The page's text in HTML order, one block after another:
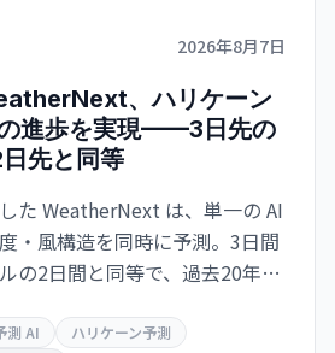
2026年8月7日
、ハリケーン
進歩を実現——3日先の
先と同等
た WeatherNext は、単一の AI
・風構造を同時に予測。3日間
の2日間と同等で、過去20年の
プンソース化。
測 AI
ハリケーン予測